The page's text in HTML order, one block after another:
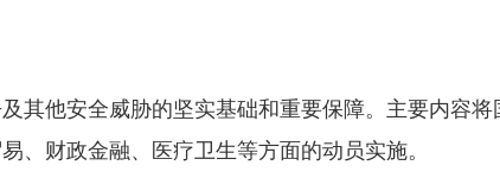
他安全威胁的坚实基础和重要保障。主要内容将
、财政金融、医疗卫生等方面的动员实施。